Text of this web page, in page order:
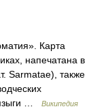
Карта
напечатана в
Sarmatae), также
…
Википедия